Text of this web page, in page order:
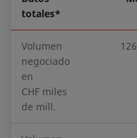
totales*
Volumen
negociado
en
CHF miles
de mill.